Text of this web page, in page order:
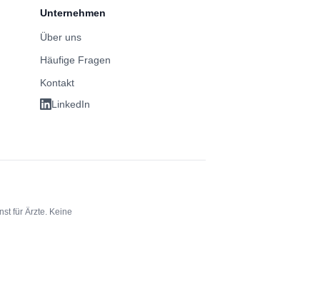
Unternehmen
Über uns
Häufige Fragen
Kontakt
LinkedIn
für Ärzte. Keine